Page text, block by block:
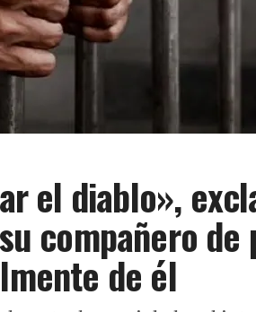
el diablo»,
compañero
de él